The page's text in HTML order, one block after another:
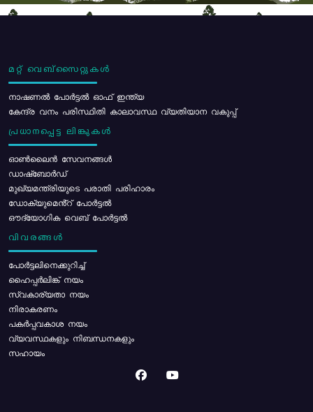
മറ്റ് വെബ്സൈറ്റുകൾ
നാഷണൽ പോർട്ടൽ ഓഫ് ഇന്ത്യ
കേന്ദ്ര വനം പരിസ്ഥിതി കാലാവസ്ഥ വ്യതിയാന വകുപ്പ്
പ്രധാനപ്പെട്ട ലിങ്കുകൾ
ഓൺലൈൻ സേവനങ്ങൾ
ഡാഷ്ബോർഡ്
മുഖ്യമന്ത്രിയുടെ പരാതി പരിഹാരം
ഡോക്യുമെൻ്റ് പോർട്ടൽ
ഔദ്യോഗിക വെബ് പോർട്ടൽ
വിവരങ്ങൾ
പോര്‍ട്ടലിനെക്കുറിച്ച്
ഹൈപ്പർലിങ്ക് നയം
സ്വകാര്യതാ നയം
നിരാകരണം
പകർപ്പവകാശ നയം
വ്യവസ്ഥകളും നിബന്ധനകളും
സഹായം